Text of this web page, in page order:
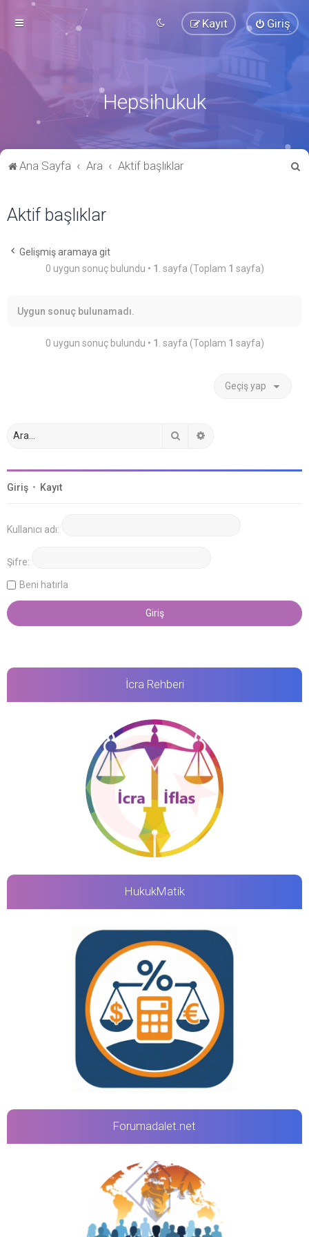
Giriş
Kayıt
Hepsihukuk
Ana Sayfa Ara Aktif başlıklar
Aktif başlıklar
Gelişmiş aramaya git
0 uygun sonuç bulundu • 1 . sayfa (Toplam 1 sayfa)
Uygun sonuç bulunamadı.
0 uygun sonuç bulundu • 1 . sayfa (Toplam 1 sayfa)
Geçiş yap
Giriş • Kayıt
Kullanıcı adı:
Şifre:
Beni hatırla
İcra Rehberi
HukukMatik
Forumadalet.net